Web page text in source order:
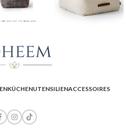
KÜCHENUTENSILIENACCESSOIRES